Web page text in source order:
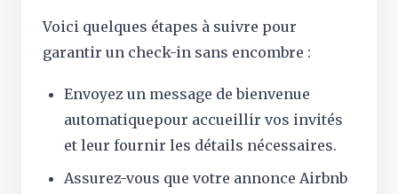
Voici quelques étapes à suivre pour
garantir un check-in sans encombre :
Envoyez un message de bienvenue
automatiquepour accueillir vos invités
et leur fournir les détails nécessaires.
Assurez-vous que votre annonce Airbnb